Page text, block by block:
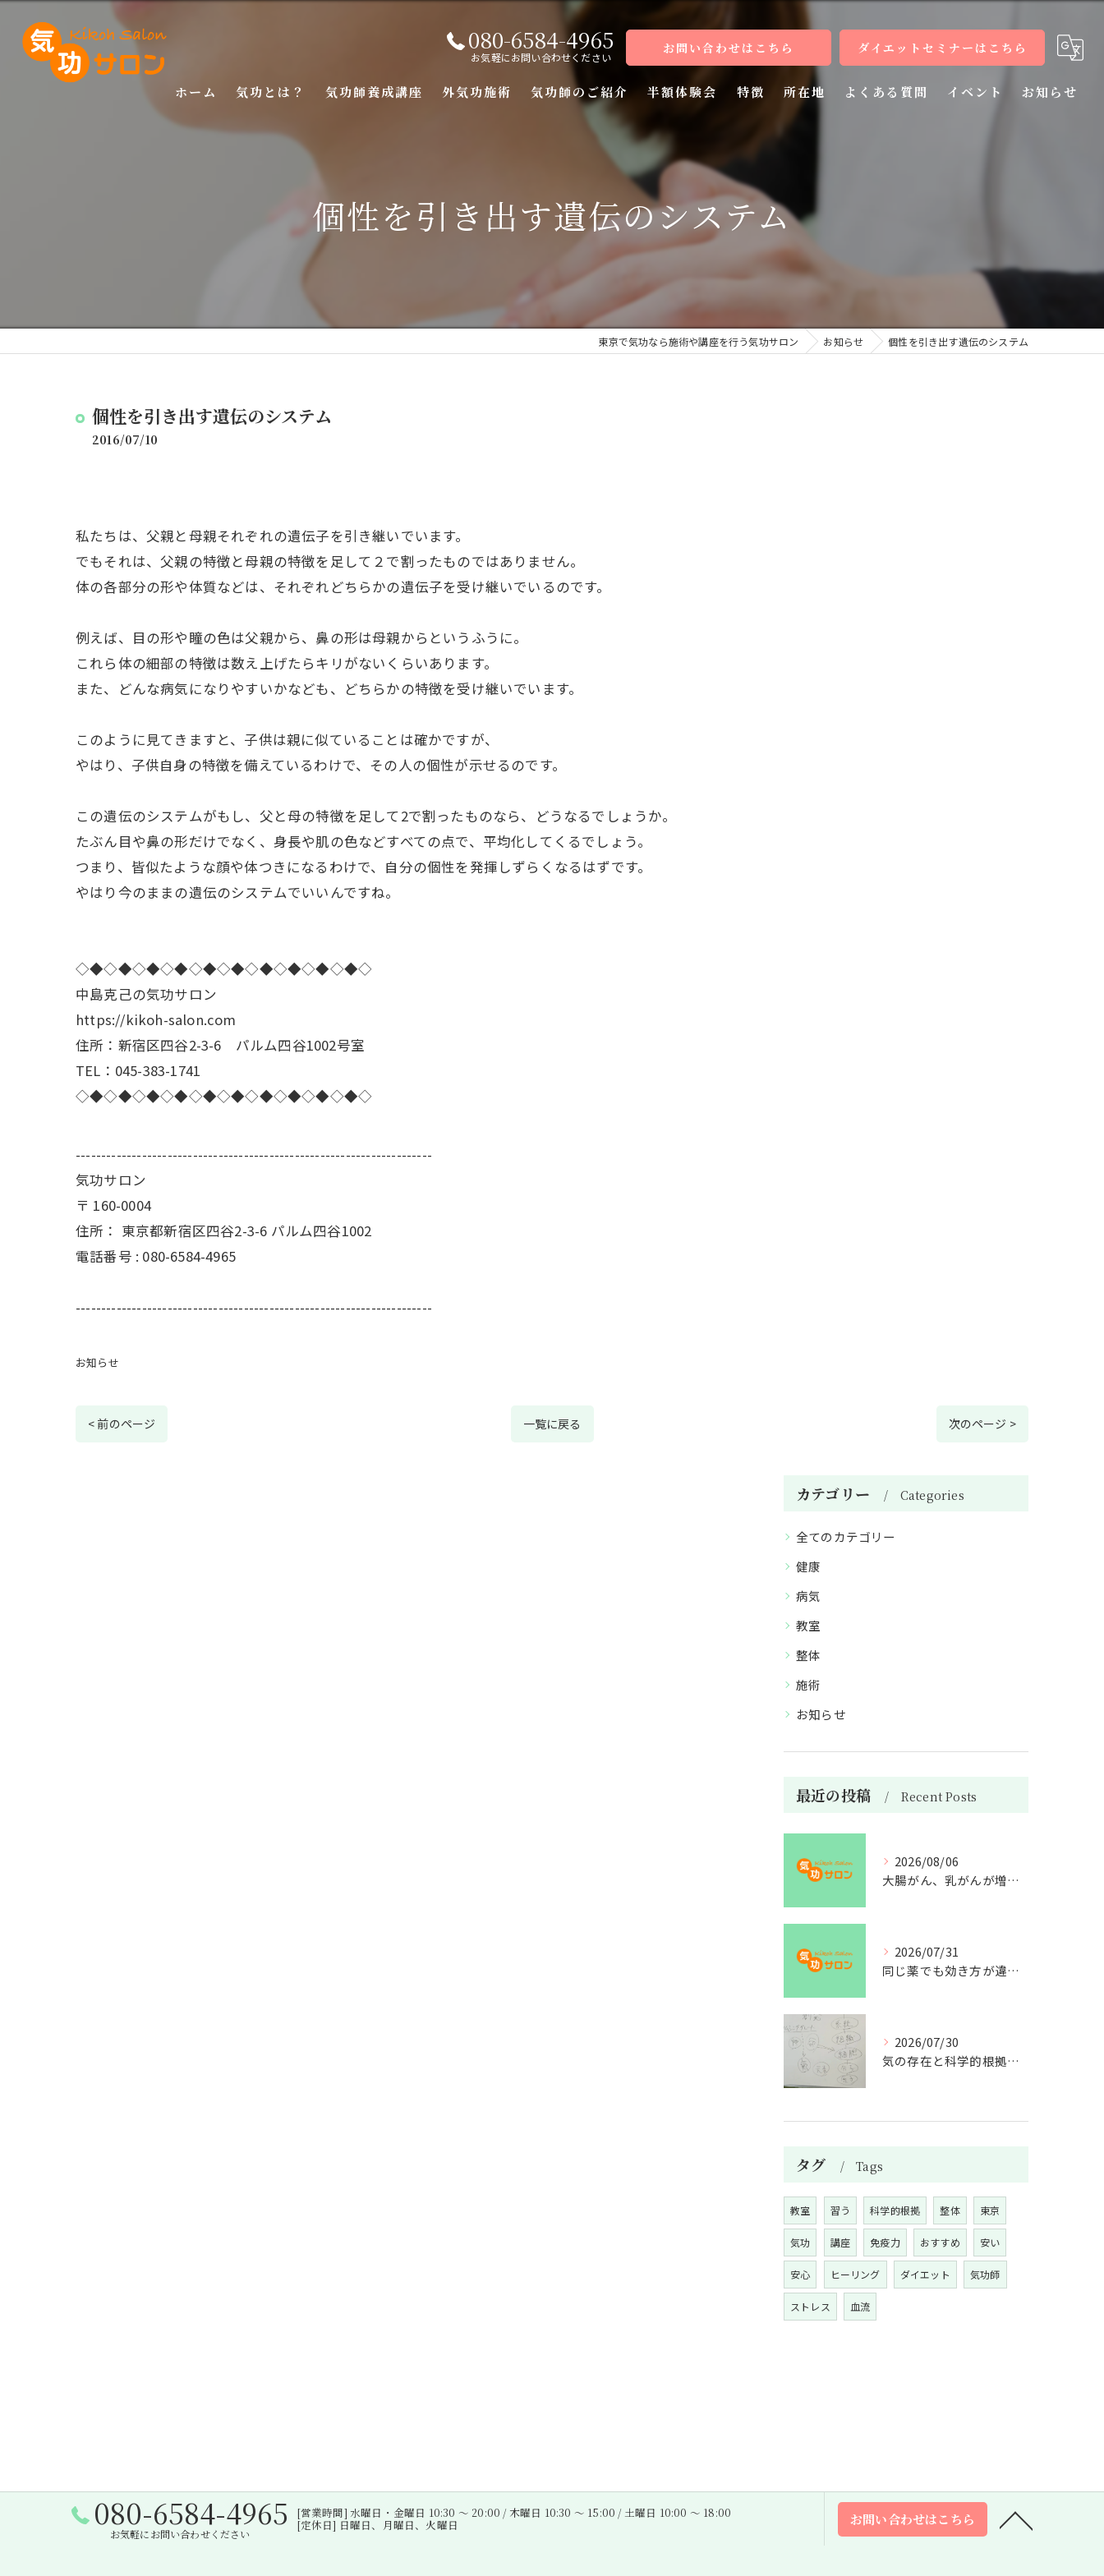
080-6584-4965
お気軽にお問い合わせください
お問い合わせはこちら ダイエットセミナーはこちら
ホーム 気功とは？ 気功師養成講座
応用講座
外気功施術 気功師のご紹介 半額体験会 特徴
病気
教室
所在地 よくある質問 イベント お知らせ
個性を引き出す遺伝のシステム
東京で気功なら施術や講座を行う気功サロン お知らせ 個性を引き出す遺伝のシステム
個性を引き出す遺伝のシステム
2016/07/10
私たちは、父親と母親それぞれの遺伝子を引き継いでいます。
でもそれは、父親の特徴と母親の特徴を足して２で割ったものではありません。
体の各部分の形や体質などは、それぞれどちらかの遺伝子を受け継いでいるのです。
例えば、目の形や瞳の色は父親から、鼻の形は母親からというふうに。
これら体の細部の特徴は数え上げたらキリがないくらいあります。
また、どんな病気になりやすいかなども、どちらかの特徴を受け継いでいます。
このように見てきますと、子供は親に似ていることは確かですが、
やはり、子供自身の特徴を備えているわけで、その人の個性が示せるのです。
この遺伝のシステムがもし、父と母の特徴を足して2で割ったものなら、どうなるでしょうか。
たぶん目や鼻の形だけでなく、身長や肌の色などすべての点で、平均化してくるでしょう。
つまり、皆似たような顔や体つきになるわけで、自分の個性を発揮しずらくなるはずです。
やはり今のままの遺伝のシステムでいいんですね。
◇◆◇◆◇◆◇◆◇◆◇◆◇◆◇◆◇◆◇◆◇
中島克己の気功サロン
https://kikoh-salon.com
住所：新宿区四谷2-3-6 パルム四谷1002号室
TEL：045-383-1741
◇◆◇◆◇◆◇◆◇◆◇◆◇◆◇◆◇◆◇◆◇
----------------------------------------------------------------------
気功サロン
〒 160-0004
住所： 東京都新宿区四谷2-3-6 パルム四谷1002
電話番号 : 080-6584-4965
----------------------------------------------------------------------
お知らせ
< 前のページ 一覧に戻る 次のページ >
カテゴリー Categories
全てのカテゴリー
健康
病気
教室
整体
施術
お知らせ
最近の投稿 Recent Posts
2026/08/06
大腸がん、乳がんが増えた理由
2026/07/31
同じ薬でも効き方が違う？
2026/07/30
気の存在と科学的根拠の授業
タグ Tags
教室 習う 科学的根拠 整体 東京
気功 講座 免疫力 おすすめ 安い
安心 ヒーリング ダイエット 気功師
ストレス 血流
080-6584-4965
お気軽にお問い合わせください
[営業時間] 水曜日・金曜日 10:30 〜 20:00 / 木曜日 10:30 〜 15:00 / 土曜日 10:00 〜 18:00
[定休日] 日曜日、月曜日、火曜日
お問い合わせはこちら